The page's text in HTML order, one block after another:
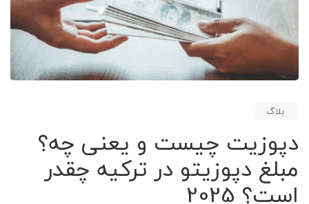
بلاگ
دپوزیت چیست و یعنی چه؟
مبلغ دپوزیتو در ترکیه چقدر
است؟ 2025